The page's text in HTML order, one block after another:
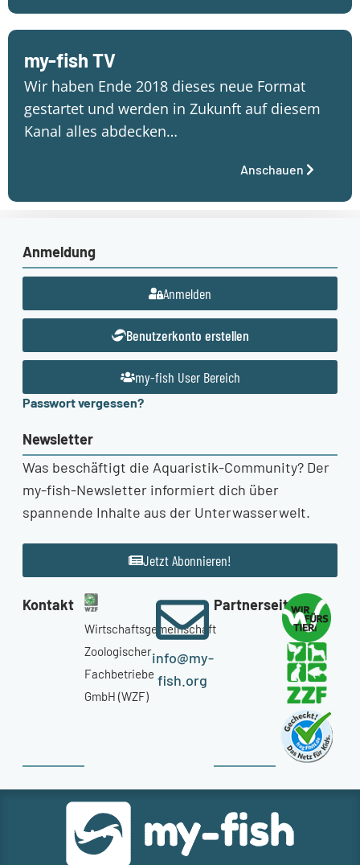
my-fish TV
Wir haben Ende 2018 dieses neue Format
gestartet und werden in Zukunft auf diesem
Kanal alles abdecken…
Anschauen
Anmeldung
Anmelden
Benutzerkonto erstellen
my-fish User Bereich
Passwort vergessen?
Newsletter
Was beschäftigt die Aquaristik-Community? Der
my-fish-Newsletter informiert dich über
spannende Inhalte aus der Unterwasserwelt.
Jetzt Abonnieren!
Kontakt
Wirtschaftsgemeinschaft
Zoologischer
Fachbetriebe
GmbH (WZF)
info@my-
fish.org
Partnerseiten